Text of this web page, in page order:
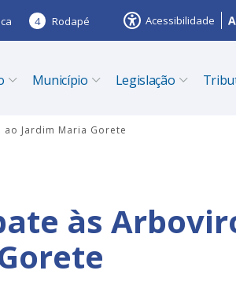
4 Rodapé Acessibilidade
Município Legislação
Jardim Maria Gorete
às